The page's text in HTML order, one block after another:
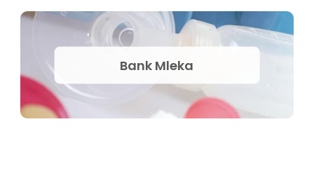
Bank Mleka